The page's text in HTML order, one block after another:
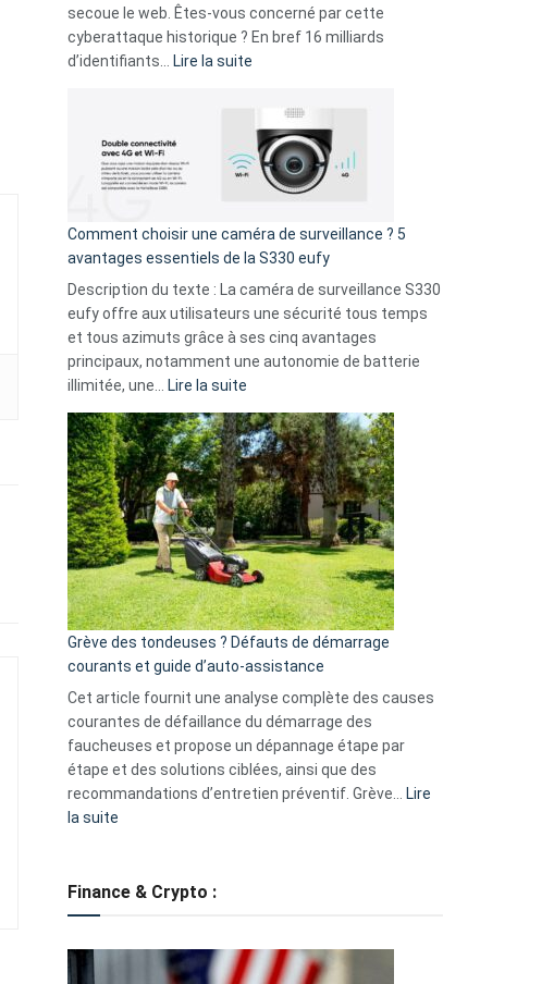
avec
9
amis
secoue le web. Êtes-vous concerné par cette
cyberattaque historique ? En bref 16 milliards
d’identifiants…
Lire la suite
record
La
fuite
16
milliards
données
menace
Facebook,
Telegram
GitHub
Comment choisir une caméra de surveillance ? 5
avantages essentiels de la S330 eufy
Description du texte : La caméra de surveillance S330
eufy offre aux utilisateurs une sécurité tous temps
et tous azimuts grâce à ses cinq avantages
principaux, notamment une autonomie de batterie
illimitée, une…
Lire la suite
choisir
une
caméra
de
surveillance
?
5
avantages
essentiels
de
la
S330
eufy
Grève des tondeuses ? Défauts de démarrage
courants et guide d’auto-assistance
Cet article fournit une analyse complète des causes
courantes de défaillance du démarrage des
faucheuses et propose un dépannage étape par
étape et des solutions ciblées, ainsi que des
recommandations d’entretien préventif. Grève…
Lire
la suite
tondeuses
Finance & Crypto :